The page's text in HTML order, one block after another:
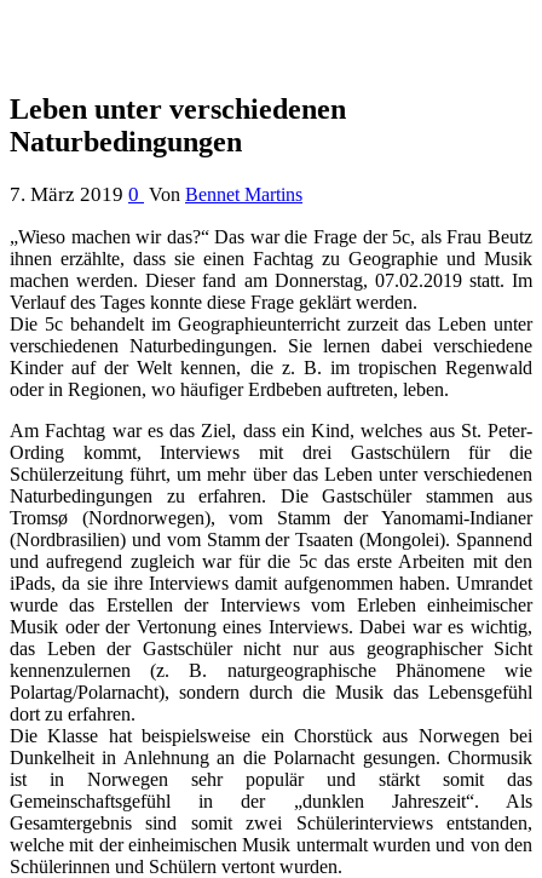
Leben unter verschiedenen
Naturbedingungen
7. März 2019 0 Von Bennet Martins
„Wieso machen wir das?“ Das war die Frage der 5c, als Frau Beutz
ihnen erzählte, dass sie einen Fachtag zu Geographie und Musik
machen werden. Dieser fand am Donnerstag, 07.02.2019 statt. Im
Verlauf des Tages konnte diese Frage geklärt werden.
Die 5c behandelt im Geographieunterricht zurzeit das Leben unter
verschiedenen Naturbedingungen. Sie lernen dabei verschiedene
Kinder auf der Welt kennen, die z. B. im tropischen Regenwald
oder in Regionen, wo häufiger Erdbeben auftreten, leben.
Am Fachtag war es das Ziel, dass ein Kind, welches aus St. Peter-
Ording kommt, Interviews mit drei Gastschülern für die
Schülerzeitung führt, um mehr über das Leben unter verschiedenen
Naturbedingungen zu erfahren. Die Gastschüler stammen aus
Tromsø (Nordnorwegen), vom Stamm der Yanomami-Indianer
(Nordbrasilien) und vom Stamm der Tsaaten (Mongolei). Spannend
und aufregend zugleich war für die 5c das erste Arbeiten mit den
iPads, da sie ihre Interviews damit aufgenommen haben. Umrandet
wurde das Erstellen der Interviews vom Erleben einheimischer
Musik oder der Vertonung eines Interviews. Dabei war es wichtig,
das Leben der Gastschüler nicht nur aus geographischer Sicht
kennenzulernen (z. B. naturgeographische Phänomene wie
Polartag/Polarnacht), sondern durch die Musik das Lebensgefühl
dort zu erfahren.
Die Klasse hat beispielsweise ein Chorstück aus Norwegen bei
Dunkelheit in Anlehnung an die Polarnacht gesungen. Chormusik
ist in Norwegen sehr populär und stärkt somit das
Gemeinschaftsgefühl in der „dunklen Jahreszeit“. Als
Gesamtergebnis sind somit zwei Schülerinterviews entstanden,
welche mit der einheimischen Musik untermalt wurden und von den
Schülerinnen und Schülern vertont wurden.